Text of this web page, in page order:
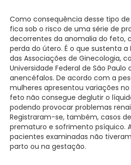
Como consequência desse tipo
fica sob o risco de uma série de
decorrentes da anomalia do feto,
perda do útero. É o que sustenta a
das Associações de Ginecologia,
Universidade Federal de São
anencéfalos. De acordo com a
mulheres apresentou variações
feto não consegue deglutir o
podendo provocar problemas
Registraram-se, também, casos
prematuro e sofrimento psíquico.
pacientes examinadas não
parto ou na gestação.